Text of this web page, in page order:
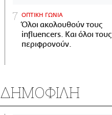
ΟΠΤΙΚΗ ΓΩΝΙΑ
Όλοι ακολουθούν τους
influencers. Και όλοι τους
περιφρονούν.
ΔΗΜΟΦΙΛΗ